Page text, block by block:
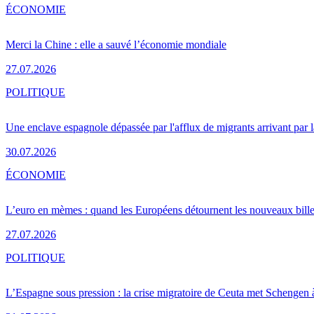
Merci la Chine : elle a sauvé l’économie mondiale
27.07.2026
ÉCONOMIE
Une enclave espagnole dépassée par l'afflux de migrants arrivant par
30.07.2026
POLITIQUE
L’euro en mèmes : quand les Européens détournent les nouveaux
27.07.2026
ÉCONOMIE
L’Espagne sous pression : la crise migratoire de Ceuta met Schengen
POLITIQUE